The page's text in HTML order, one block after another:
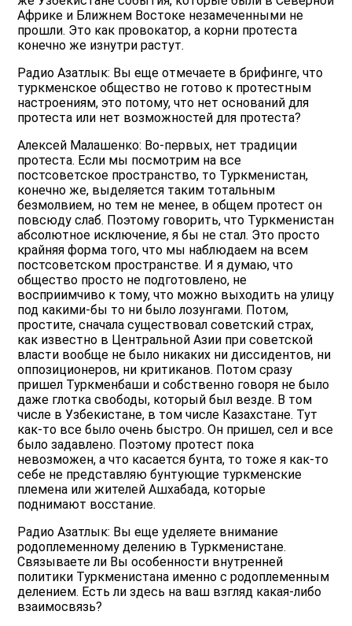
Африке и Ближнем Востоке незамеченными не
прошли. Это как провокатор, а корни протеста
конечно же изнутри растут.
Радио Азатлык: Вы еще отмечаете в брифинге, что
туркменское общество не готово к протестным
настроениям, это потому, что нет оснований для
протеста или нет возможностей для протеста?
Алексей Малашенко: Во-первых, нет традиции
протеста. Если мы посмотрим на все
постсоветское пространство, то Туркменистан,
конечно же, выделяется таким тотальным
безмолвием, но тем не менее, в общем протест он
повсюду слаб. Поэтому говорить, что Туркменистан
абсолютное исключение, я бы не стал. Это просто
крайняя форма того, что мы наблюдаем на всем
постсоветском пространстве. И я думаю, что
общество просто не подготовлено, не
восприимчиво к тому, что можно выходить на улицу
под какими-бы то ни было лозунгами. Потом,
простите, сначала существовал советский страх,
как известно в Центральной Азии при советской
власти вообще не было никаких ни диссидентов, ни
оппозиционеров, ни критиканов. Потом сразу
пришел Туркменбаши и собственно говоря не было
даже глотка свободы, который был везде. В том
числе в Узбекистане, в том числе Казахстане. Тут
как-то все было очень быстро. Он пришел, сел и все
было задавлено. Поэтому протест пока
невозможен, а что касается бунта, то тоже я как-то
себе не представляю бунтующие туркменские
племена или жителей Ашхабада, которые
поднимают восстание.
Радио Азатлык: Вы еще уделяете внимание
родоплеменному делению в Туркменистане.
Связываете ли Вы особенности внутренней
политики Туркменистана именно с родоплеменным
делением. Есть ли здесь на ваш взгляд какая-либо
взаимосвязь?